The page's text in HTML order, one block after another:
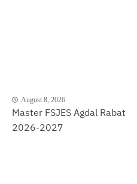
August 8, 2026
Master FSJES Agdal Rabat
2026-2027